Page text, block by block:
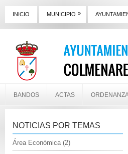
INICIO MUNICIPIO »
BANDOS ACTAS
NOTICIAS POR TEMAS
Área Económica(2)